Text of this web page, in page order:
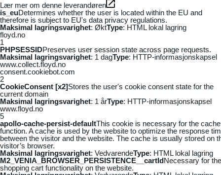
Lær mer om denne leverandøren
is_euDetermines whether the user is located within the EU and
therefore is subject to EU's data privacy regulations.
Maksimal lagringsvarighet: ØktType: HTML lokal lagring
floyd.no
1
PHPSESSIDPreserves user session state across page requests.
Maksimal lagringsvarighet: 1 dagType: HTTP-informasjonskapsel
www.collect.floyd.no
consent.cookiebot.com
2
CookieConsent [x2]Stores the user's cookie consent state for the
current domain
Maksimal lagringsvarighet: 1 årType: HTTP-informasjonskapsel
www.floyd.no
5
apollo-cache-persist-defaultThis cookie is necessary for the cache
function. A cache is used by the website to optimize the response
between the visitor and the website. The cache is usually stored on
visitor’s browser.
Maksimal lagringsvarighet: VedvarendeType: HTML lokal lagring
M2_VENIA_BROWSER_PERSISTENCE__cartIdNecessary for the
shopping cart functionality on the website.